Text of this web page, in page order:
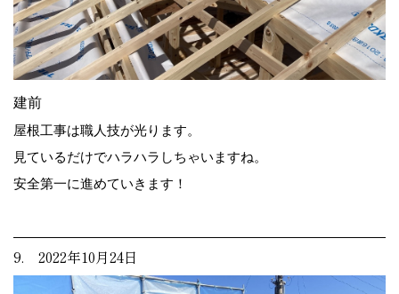
建前
屋根工事は職人技が光ります。
見ているだけでハラハラしちゃいますね。
安全第一に進めていきます！
9. 2022年10月24日